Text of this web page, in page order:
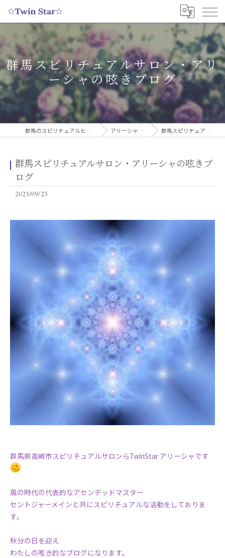
群馬スピリチュアルサロン・アリ
ーシャの呟きブログ
群馬のスピリチュアルヒーリングサロンなら実績多数の☆Twin Star☆ アリーシャのスピリチュアルブログ 群馬スピリチュアルサロン・アリーシャの呟きブログ
群馬スピリチュアルサロン・アリーシャの呟きブ
ログ
2023/09/23
群馬県高崎市スピリチュアルサロンらTwinStar アリーシャです
風の時代の代表的なアセンデッドマスター
セントジャーメインと共にスピリチュアルな活動をしておりま
す。
秋分の日を迎え
わたしの呟き的なブログになります。